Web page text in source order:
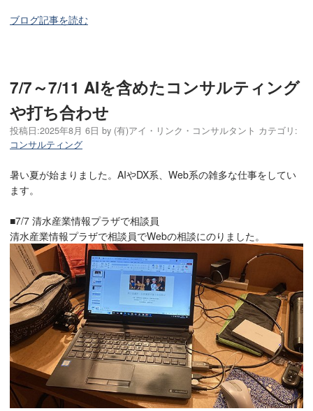
ブログ記事を読む
7/7～7/11 AIを含めたコンサルティング
や打ち合わせ
投稿日:2025年8月 6日 by (有)アイ・リンク・コンサルタント カテゴリ:
コンサルティング
暑い夏が始まりました。AIやDX系、Web系の雑多な仕事をしてい
ます。
■7/7 清水産業情報プラザで相談員
清水産業情報プラザで相談員でWebの相談にのりました。